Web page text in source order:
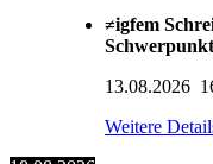
≠igfem
Schwerpunkt
13.08.2026
Weitere